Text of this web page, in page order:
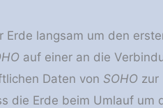
langsam um den
auf einer an die
Daten von SOHO zur
die Erde beim Umlauf um